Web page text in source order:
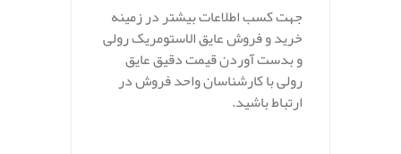
جهت کسب اطلاعات بیشتر در زمینه
خرید و فروش عایق الاستومریک رولی
و بدست آوردن قیمت دقیق عایق
رولی با کارشناسان واحد فروش در
ارتباط باشید.